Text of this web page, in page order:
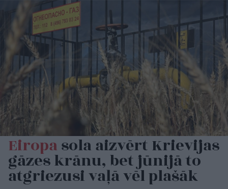
Eiropasola aizvērt Krievijas
gāzes krānu, bet jūnijā to
atgriezusi vaļā vēl plašāk